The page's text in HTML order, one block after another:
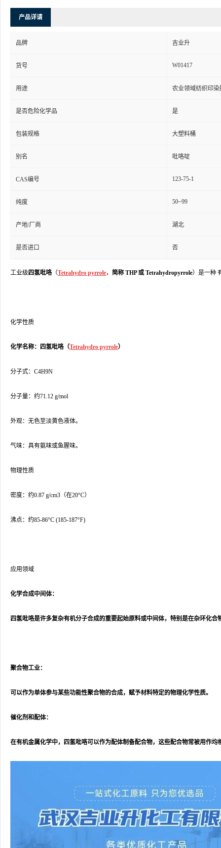
产品详请
品牌 吉业升
货号 W01417
用途 农业领域纺织印染
是否危险化学品 是
包装规格 大塑料桶
别名 吡咯啶
CAS编号 123-75-1
纯度 50~99
产地/厂商 湖北
是否进口 否
工业级 四氢吡咯（Tetrahydro pyrrole， 简称 THP 或 Tetrahydropyrrole）是一种
化学性质
化学名称：四氢吡咯（Tetrahydro pyrrole）
分子式：C4H9N
分子量：约71.12 g/mol
外观：无色至淡黄色液体。
气味：具有氨味或鱼腥味。
物理性质
密度：约0.87 g/cm3（在20°C）
沸点：约85-86°C (185-187°F)
应用领域
化学合成中间体：
四氢吡咯是许多复杂有机分子合成的重要起始原料或中间体，特别是在杂环化合
聚合物工业：
可以作为单体参与某些功能性聚合物的合成，赋予材料特定的物理化学性质。
催化剂和配体：
在有机金属化学中，四氢吡咯可以作为配体制备配合物，这些配合物常被用作均